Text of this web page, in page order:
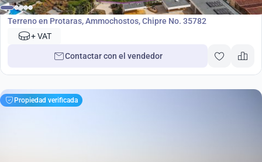
Terreno
Terreno en Protaras, Ammochostos, Chipre No. 35782
+ VAT
Contactar con el vendedor
Propiedad verificada